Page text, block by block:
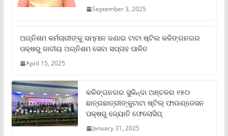
September 3, 2025
ଅଗ୍ନିଶମ କର୍ମଚାରୀଙ୍କୁ ସମ୍ମାନ ଜଣାଇ ଟାଟା ଷ୍ଟିଲ କଳିଙ୍ଗନଗର
ପକ୍ଷରୁ ଜାତୀୟ ଅଗ୍ନିଶମ ସେବା ସପ୍ତାହ ପାଳିତ
April 15, 2025
କଳିଙ୍ଗନଗର ସୁକିନ୍ଦା ଅଞ୍ଚଳର ୧୫୦
ଛାତ୍ରଛାତ୍ରୀଙ୍କୁଟାଟା ଷ୍ଟିଲ୍ ଫାଉଣ୍ଡେସନ
ପକ୍ଷରୁ ଜ୍ୟୋତି ଫେଲୋସିପ୍‌
January 31, 2025